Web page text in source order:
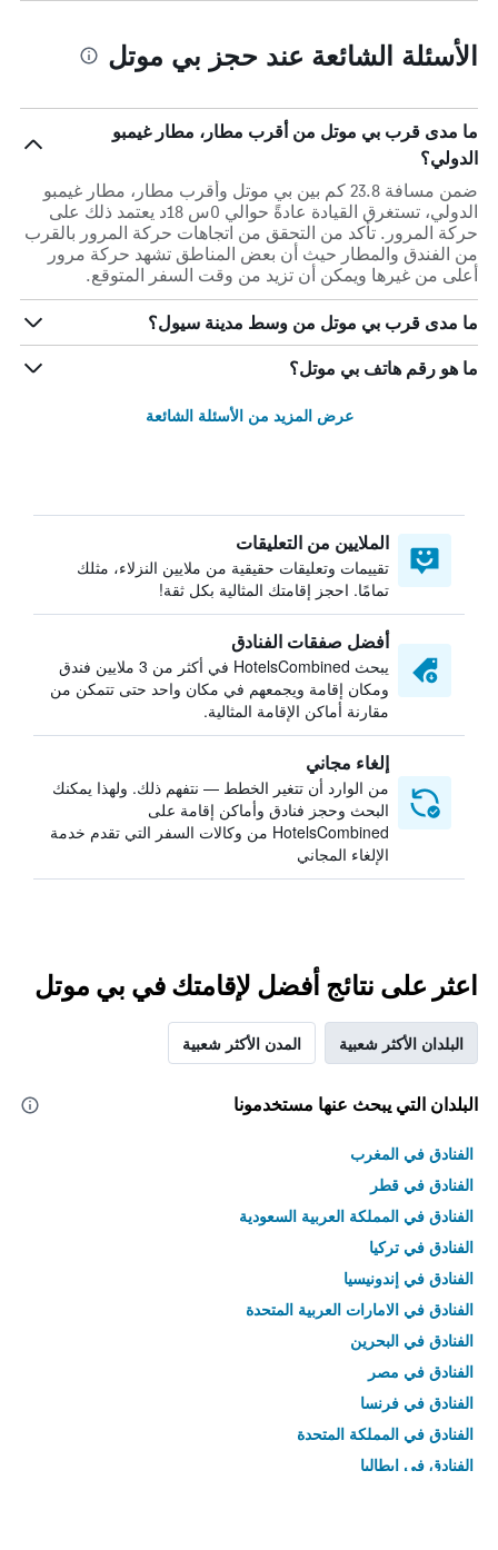
الأسئلة الشائعة عند حجز بي موتل
ما مدى قرب بي موتل من أقرب مطار، مطار غيمبو
الدولي؟
ضمن مسافة 23.8 كم بين بي موتل وأقرب مطار، مطار غيمبو
الدولي، تستغرق القيادة عادةً حوالي 0س 18د يعتمد ذلك على
حركة المرور. تأكد من التحقق من اتجاهات حركة المرور بالقرب
من الفندق والمطار حيث أن بعض المناطق تشهد حركة مرور
أعلى من غيرها ويمكن أن تزيد من وقت السفر المتوقع.
ما مدى قرب بي موتل من وسط مدينة سيول؟
ما هو رقم هاتف بي موتل؟
عرض المزيد من الأسئلة الشائعة
الملايين من التعليقات
تقييمات وتعليقات حقيقية من ملايين النزلاء، مثلك
تمامًا. احجز إقامتك المثالية بكل ثقة!
أفضل صفقات الفنادق
يبحث HotelsCombined في أكثر من 3 ملايين فندق
ومكان إقامة ويجمعهم في مكان واحد حتى تتمكن من
مقارنة أماكن الإقامة المثالية.
إلغاء مجاني
من الوارد أن تتغير الخطط — نتفهم ذلك. ولهذا يمكنك
البحث وحجز فنادق وأماكن إقامة على
HotelsCombined من وكالات السفر التي تقدم خدمة
الإلغاء المجاني
اعثر على نتائج أفضل لإقامتك في بي موتل
البلدان الأكثر شعبية المدن الأكثر شعبية
البلدان التي يبحث عنها مستخدمونا
الفنادق في المغرب
الفنادق في قطر
الفنادق في المملكة العربية السعودية
الفنادق في تركيا
الفنادق في إندونيسيا
الفنادق في الامارات العربية المتحدة
الفنادق في البحرين
الفنادق في مصر
الفنادق في فرنسا
الفنادق في المملكة المتحدة
الفنادق في إيطاليا